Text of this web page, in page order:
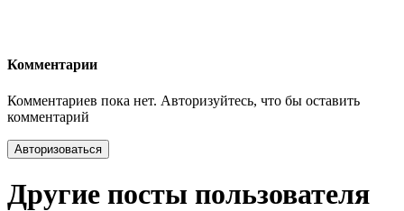
Комментарии
Комментариев пока нет. Авторизуйтесь, что бы оставить
комментарий
Авторизоваться
Другие посты пользователя